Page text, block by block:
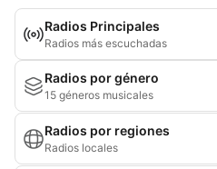
Radios Principales
Radios más escuchadas
Radios por género
15 géneros musicales
Radios por regiones
Radios locales